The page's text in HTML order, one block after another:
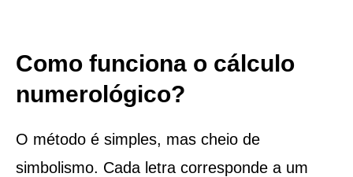
Como funciona o cálculo
numerológico?
O método é simples, mas cheio de
simbolismo. Cada letra corresponde a um